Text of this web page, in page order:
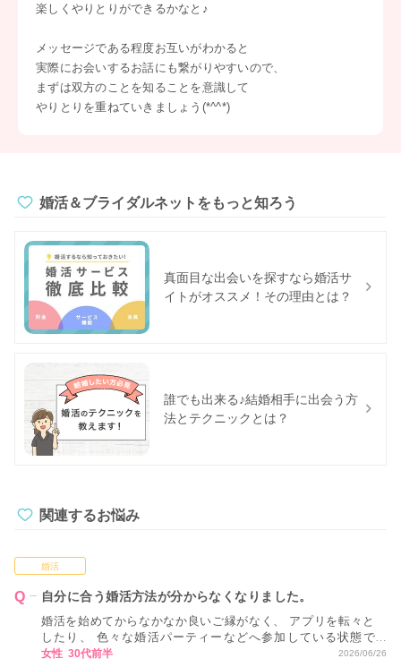
楽しくやりとりができるかなと♪
メッセージである程度お互いがわかると
実際にお会いするお話にも繋がりやすいので、
まずは双方のことを知ることを意識して
やりとりを重ねていきましょう(*^^*)
婚活＆ブライダルネットをもっと知ろう
真面目な出会いを探すなら婚活サ
イトがオススメ！その理由とは？
誰でも出来る♪結婚相手に出会う方
法とテクニックとは？
関連するお悩み
婚活
自分に合う婚活方法が分からなくなりました。
婚活を始めてからなかなか良いご縁がなく、 アプリを転々と
したり、 色々な婚活パーティーなどへ参加している状態で
す。 ただ、正直なところ、 どれが自分に合っているかが分か
女性 30代前半 2026/06/26